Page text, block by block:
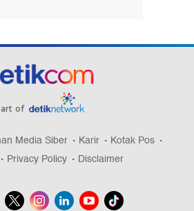
of
Media Siber Karir
Kotak Pos
Privacy Policy Disclaimer